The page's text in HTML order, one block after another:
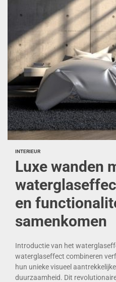
INTERIEUR
Luxe wanden
en
samenkomen
Introductie van het
waterglaseffect combineren
hun unieke visueel
duurzaamheid. Dit